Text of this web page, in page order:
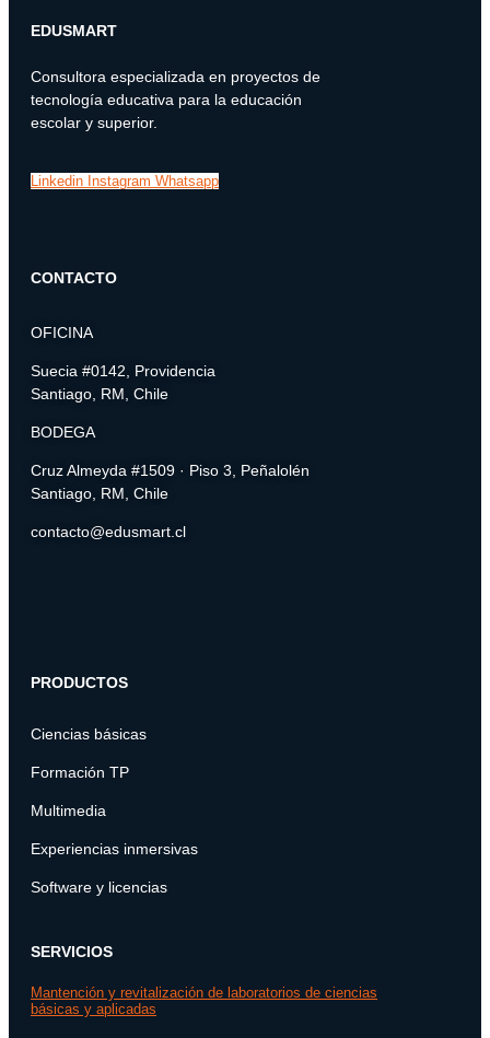
EDUSMART
Consultora especializada en proyectos de
tecnología educativa para la educación
escolar y superior.
Linkedin Instagram Whatsapp
CONTACTO
OFICINA
Suecia #0142, Providencia
Santiago, RM, Chile
BODEGA
Cruz Almeyda #1509 · Piso 3, Peñalolén
Santiago, RM, Chile
contacto@edusmart.cl
PRODUCTOS
Ciencias básicas
Formación TP
Multimedia
Experiencias inmersivas
Software y licencias
SERVICIOS
Mantención y revitalización de laboratorios de ciencias
básicas y aplicadas